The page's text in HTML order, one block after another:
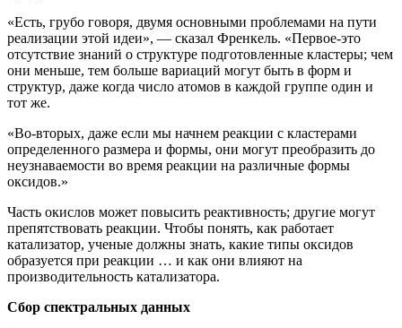
«Есть, грубо говоря, двумя основными проблемами на пути
реализации этой идеи», — сказал Френкель. «Первое-это
отсутствие знаний о структуре подготовленные кластеры; чем
они меньше, тем больше вариаций могут быть в форм и
структур, даже когда число атомов в каждой группе один и
тот же.
«Во-вторых, даже если мы начнем реакции с кластерами
определенного размера и формы, они могут преобразить до
неузнаваемости во время реакции на различные формы
оксидов.»
Часть окислов может повысить реактивность; другие могут
препятствовать реакции. Чтобы понять, как работает
катализатор, ученые должны знать, какие типы оксидов
образуется при реакции … и как они влияют на
производительность катализатора.
Сбор спектральных данных